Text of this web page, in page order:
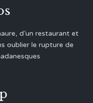
d’un restaurant et
oublier le rupture de